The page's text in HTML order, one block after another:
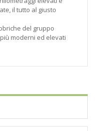
il tutto al giusto
del gruppo
moderni ed elevati